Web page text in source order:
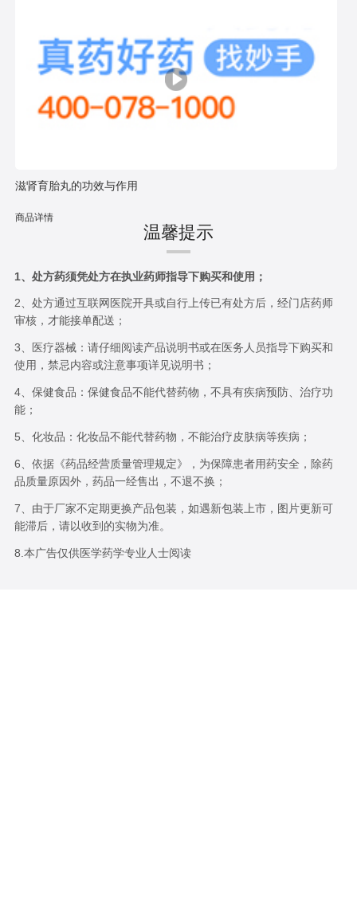
滋肾育胎丸的功效与作用
商品详情
温馨提示
1、处方药须凭处方在执业药师指导下购买和使用；
2、处方通过互联网医院开具或自行上传已有处方后，经门店药师
审核，才能接单配送；
3、医疗器械：请仔细阅读产品说明书或在医务人员指导下购买和
使用，禁忌内容或注意事项详见说明书；
4、保健食品：保健食品不能代替药物，不具有疾病预防、治疗功
能；
5、化妆品：化妆品不能代替药物，不能治疗皮肤病等疾病；
6、依据《药品经营质量管理规定》，为保障患者用药安全，除药
品质量原因外，药品一经售出，不退不换；
7、由于厂家不定期更换产品包装，如遇新包装上市，图片更新可
能滞后，请以收到的实物为准。
8.本广告仅供医学药学专业人士阅读